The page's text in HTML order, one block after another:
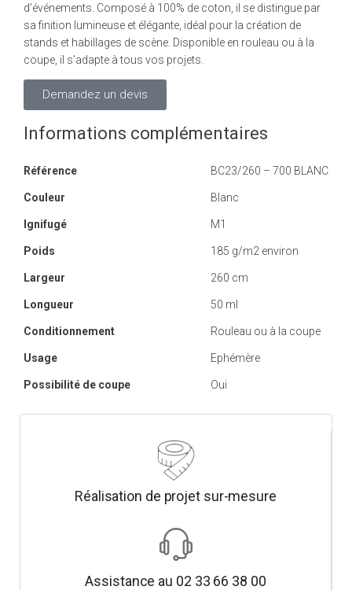
d’événements. Composé à 100% de coton, il se distingue par
sa finition lumineuse et élégante, idéal pour la création de
stands et habillages de scène. Disponible en rouleau ou à la
coupe, il s’adapte à tous vos projets.
Demandez un devis
Informations complémentaires
Référence BC23/260 – 700 BLANC
Couleur Blanc
Ignifugé M1
Poids 185 g/m2 environ
Largeur 260 cm
Longueur 50 ml
Conditionnement Rouleau ou à la coupe
Usage Ephémère
Possibilité de coupe Oui
Réalisation de projet sur-mesure
Assistance au 02 33 66 38 00